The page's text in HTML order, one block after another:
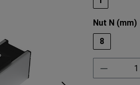
Nut N (mm)
8